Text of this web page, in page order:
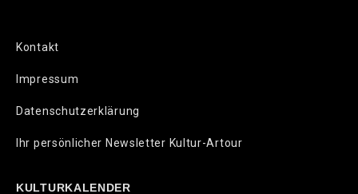
Kontakt
Impressum
Datenschutzerklärung
Ihr persönlicher Newsletter Kultur-Artour
KULTURKALENDER